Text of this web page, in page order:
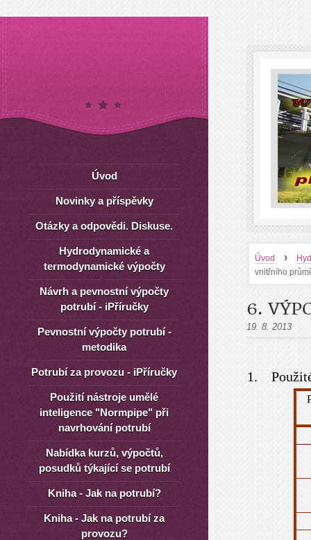
Úvod ›
vnitřního
6.
19. 8. 2013
1.
Úvod
Novinky a příspěvky
Otázky a odpovědi. Diskuse.
Hydrodynamické a
termodynamické výpočty
Návrh a pevnostní výpočty
potrubí - iPříručky
Pevnostní výpočty potrubí -
metodika
Potrubí za provozu - iPříručky
Použití nástroje umělé
inteligence "Normpipe" při
navrhování potrubí
Nabídka kurzů, výpočtů,
posudků týkající se potrubí
Kniha - Jak na potrubí?
Kniha - Jak na potrubí za
provozu?